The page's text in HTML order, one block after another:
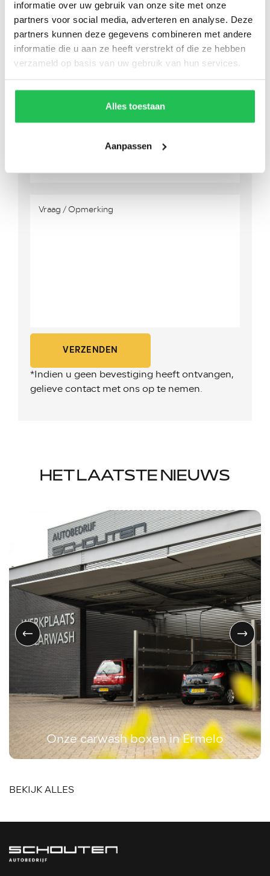
informatie over uw gebruik van onze site met onze
partners voor social media, adverteren en analyse. Deze
partners kunnen deze gegevens combineren met andere
informatie die u aan ze heeft verstrekt of die ze hebben
verzameld op basis van uw gebruik van hun services.
Alles toestaan
Aanpassen
Ma -Vr 08.00 - 18.00 uur
Za
09.00 - 16.00 uur
VERZENDEN
*Indien u geen bevestiging heeft ontvangen,
gelieve contact met ons op te nemen.
HET LAATSTE NIEUWS
Onze carwash boxen in Ermelo
BEKIJK ALLES